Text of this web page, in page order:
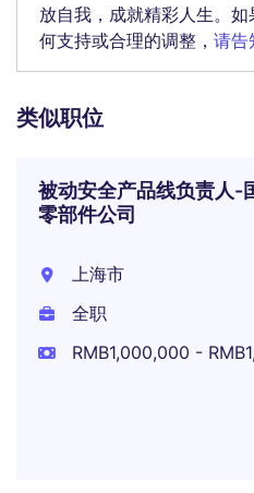
放自我，成就精彩人生。
何支持或合理的调整， 请告
类似职位
被动安全产品线负责人-
零部件公司
上海市
全职
RMB1,000,000 -